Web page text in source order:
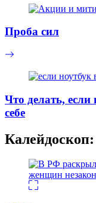
Проба сил
Что делать,
себе
Калейдоскоп: